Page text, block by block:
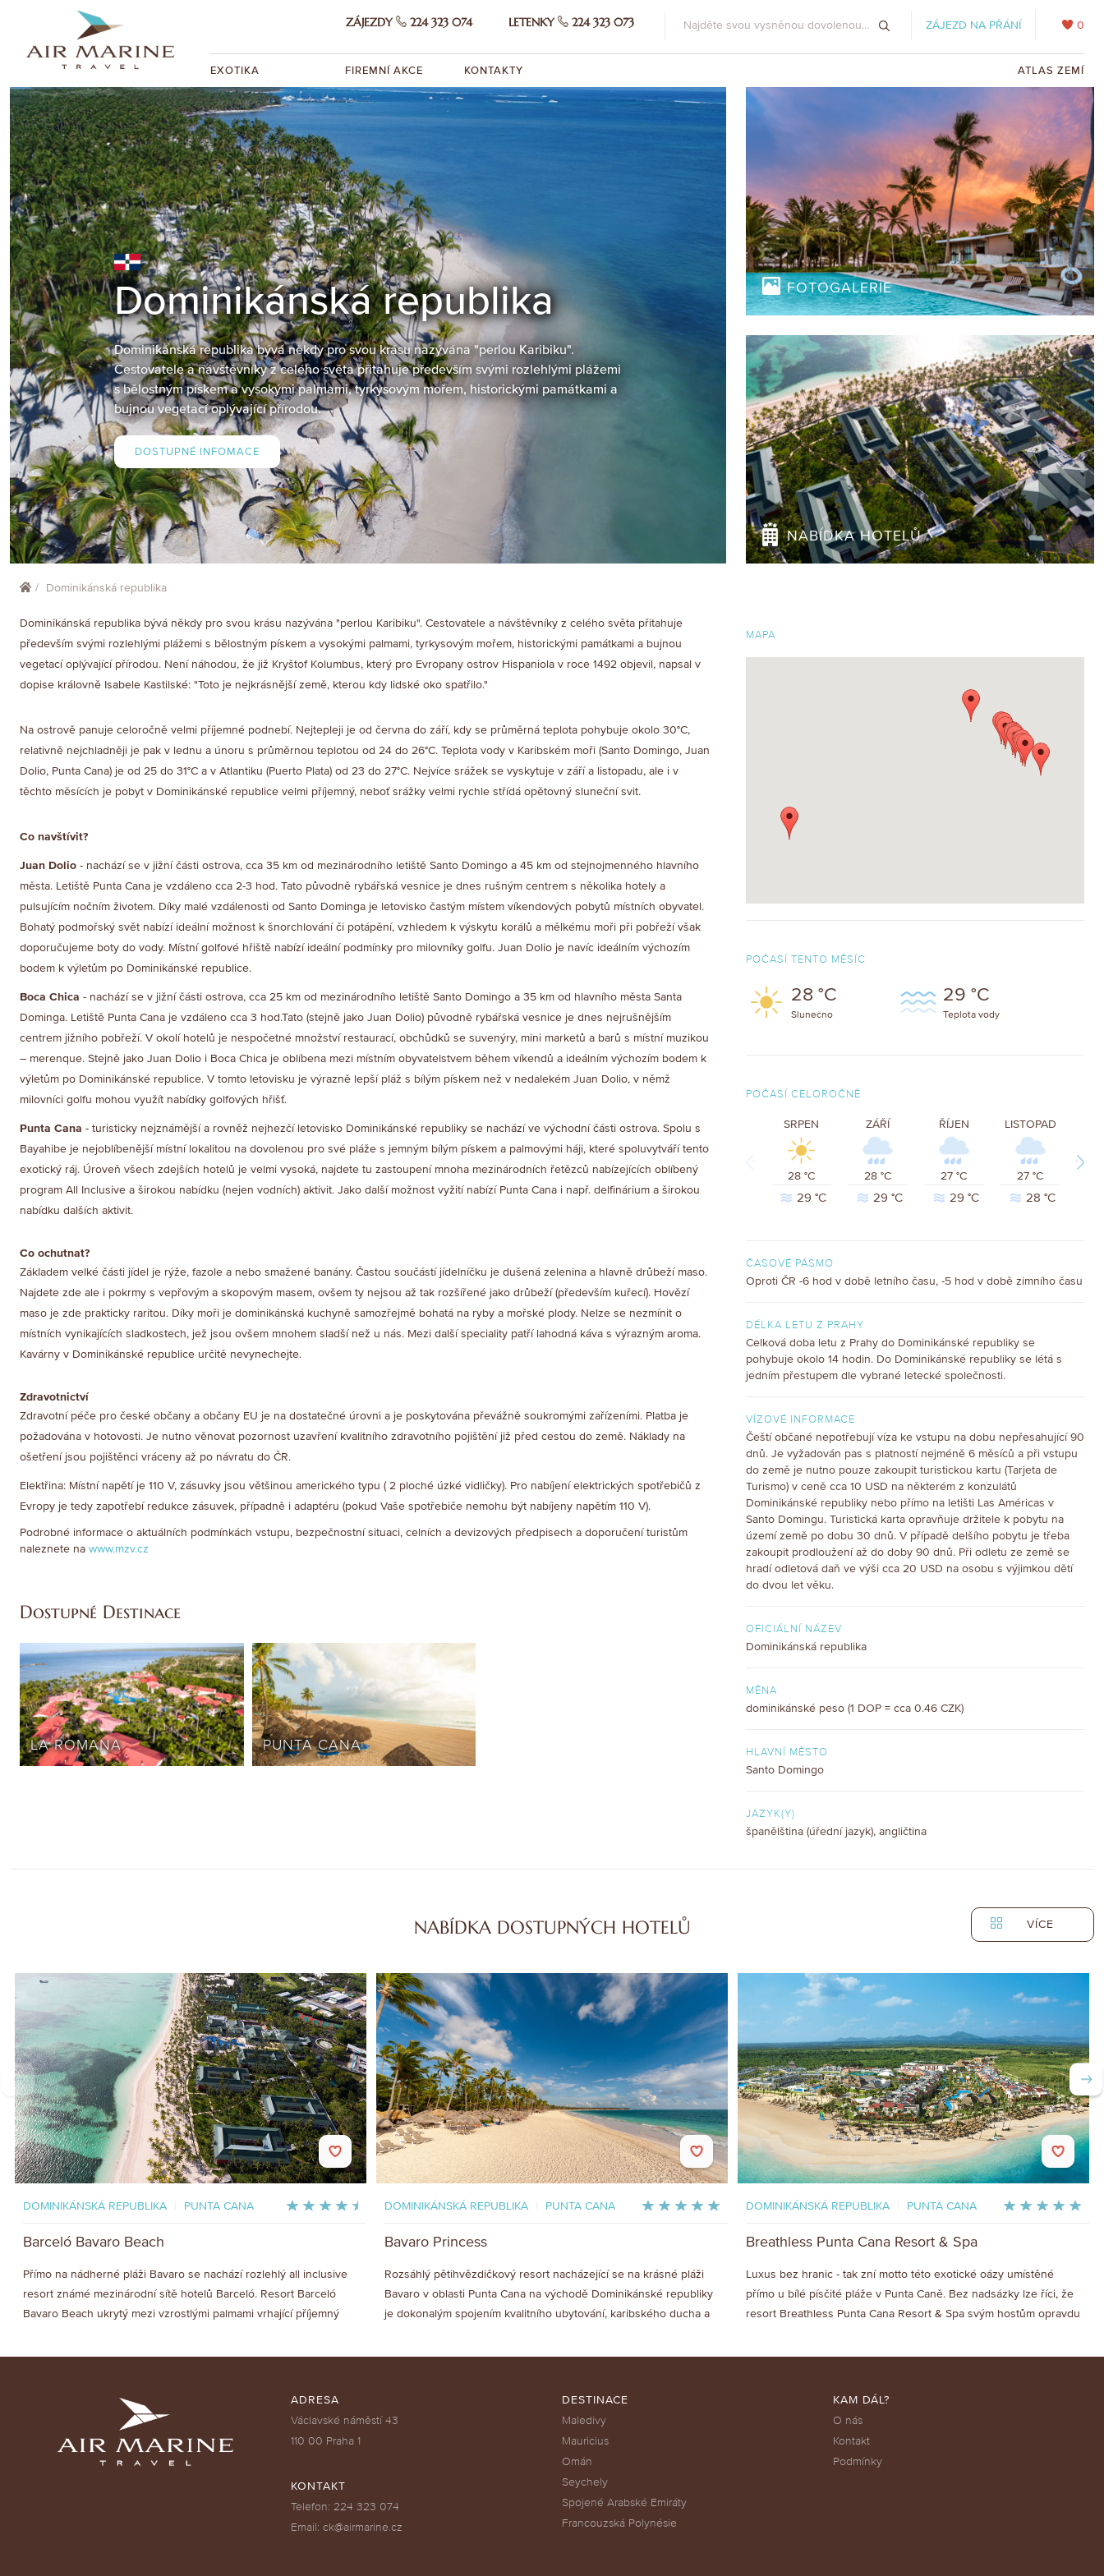
0
ZÁJEZD NA PŘÁNÍ
ZÁJEZDY 224 323 074 LETENKY 224 323 073
EXOTIKA FIREMNÍ AKCE KONTAKTY ATLAS ZEMÍ
Dominikánská republika
Dominikánská republika bývá někdy pro svou krásu nazývána "perlou Karibiku".
Cestovatele a návštěvníky z celého světa přitahuje především svými rozlehlými plážemi
s bělostným pískem a vysokými palmami, tyrkysovým mořem, historickými památkami a
bujnou vegetací oplývající přírodou.
DOSTUPNÉ INFOMACE
FOTOGALERIE
NABÍDKA HOTELŮ
Dominikánská republika
Dominikánská republika bývá někdy pro svou krásu nazývána "perlou Karibiku". Cestovatele a návštěvníky z celého světa přitahuje
především svými rozlehlými plážemi s bělostným pískem a vysokými palmami, tyrkysovým mořem, historickými památkami a bujnou
vegetací oplývající přírodou. Není náhodou, že již Kryštof Kolumbus, který pro Evropany ostrov Hispaniola v roce 1492 objevil, napsal v
dopise královně Isabele Kastilské: "Toto je nejkrásnější země, kterou kdy lidské oko spatřilo."
Na ostrově panuje celoročně velmi příjemné podnebí. Nejtepleji je od června do září, kdy se průměrná teplota pohybuje okolo 30°C,
relativně nejchladněji je pak v lednu a únoru s průměrnou teplotou od 24 do 26°C. Teplota vody v Karibském moři (Santo Domingo, Juan
Dolio, Punta Cana) je od 25 do 31°C a v Atlantiku (Puerto Plata) od 23 do 27°C. Nejvíce srážek se vyskytuje v září a listopadu, ale i v
těchto měsících je pobyt v Dominikánské republice velmi příjemný, neboť srážky velmi rychle střídá opětovný sluneční svit.
Co navštívit?
Juan Dolio - nachází se v jižní části ostrova, cca 35 km od mezinárodního letiště Santo Domingo a 45 km od stejnojmenného hlavního
města. Letiště Punta Cana je vzdáleno cca 2-3 hod. Tato původně rybářská vesnice je dnes rušným centrem s několika hotely a
pulsujícím nočním životem. Díky malé vzdálenosti od Santo Dominga je letovisko častým místem víkendových pobytů místních obyvatel.
Bohatý podmořský svět nabízí ideální možnost k šnorchlování či potápění, vzhledem k výskytu korálů a mělkému moři při pobřeží však
doporučujeme boty do vody. Místní golfové hřiště nabízí ideální podmínky pro milovníky golfu. Juan Dolio je navíc ideálním výchozím
bodem k výletům po Dominikánské republice.
Boca Chica - nachází se v jižní části ostrova, cca 25 km od mezinárodního letiště Santo Domingo a 35 km od hlavního města Santa
Dominga. Letiště Punta Cana je vzdáleno cca 3 hod.Tato (stejně jako Juan Dolio) původně rybářská vesnice je dnes nejrušnějším
centrem jižního pobřeží. V okolí hotelů je nespočetné množství restaurací, obchůdků se suvenýry, mini marketů a barů s místní muzikou
– merenque. Stejně jako Juan Dolio i Boca Chica je oblíbena mezi místním obyvatelstvem během víkendů a ideálním výchozím bodem k
výletům po Dominikánské republice. V tomto letovisku je výrazně lepší pláž s bílým pískem než v nedalekém Juan Dolio, v němž
milovníci golfu mohou využít nabídky golfových hřišť.
Punta Cana - turisticky nejznámější a rovněž nejhezčí letovisko Dominikánské republiky se nachází ve východní části ostrova. Spolu s
Bayahibe je nejoblíbenější místní lokalitou na dovolenou pro své pláže s jemným bílým pískem a palmovými háji, které spoluvytváří tento
exotický ráj. Úroveň všech zdejších hotelů je velmi vysoká, najdete tu zastoupení mnoha mezinárodních řetězců nabízejících oblíbený
program All Inclusive a širokou nabídku (nejen vodních) aktivit. Jako další možnost vyžití nabízí Punta Cana i např. delfinárium a širokou
nabídku dalších aktivit.
Co ochutnat?
Základem velké části jídel je rýže, fazole a nebo smažené banány. Častou součástí jídelníčku je dušená zelenina a hlavně drůbeží maso.
Najdete zde ale i pokrmy s vepřovým a skopovým masem, ovšem ty nejsou až tak rozšířené jako drůbeží (především kuřecí). Hovězí
maso je zde prakticky raritou. Díky moři je dominikánská kuchyně samozřejmě bohatá na ryby a mořské plody. Nelze se nezmínit o
místních vynikajících sladkostech, jež jsou ovšem mnohem sladší než u nás. Mezi další speciality patří lahodná káva s výrazným aroma.
Kavárny v Dominikánské republice určitě nevynechejte.
Zdravotnictví
Zdravotní péče pro české občany a občany EU je na dostatečné úrovni a je poskytována převážně soukromými zařízeními. Platba je
požadována v hotovosti. Je nutno věnovat pozornost uzavření kvalitního zdravotního pojištění již před cestou do země. Náklady na
ošetření jsou pojištěnci vráceny až po návratu do ČR.
Elektřina: Místní napětí je 110 V, zásuvky jsou většinou amerického typu ( 2 ploché úzké vidličky). Pro nabíjení elektrických spotřebičů z
Evropy je tedy zapotřebí redukce zásuvek, případně i adaptéru (pokud Vaše spotřebiče nemohu být nabíjeny napětím 110 V).
Podrobné informace o aktuálních podmínkách vstupu, bezpečnostní situaci, celních a devizových předpisech a doporučení turistům
naleznete na www.mzv.cz
Dostupné Destinace
LA ROMANA PUNTA CANA
MAPA
POČASÍ TENTO MĚSÍC
28 °C
Slunečno
29 °C
Teplota vody
POČASÍ CELOROČNĚ
SRPEN
28 °C
29 °C
ZÁŘÍ
28 °C
29 °C
ŘÍJEN
27 °C
29 °C
LISTOPAD
27 °C
28 °C
ČASOVÉ PÁSMO
Oproti ČR -6 hod v době letního času, -5 hod v době zimního času
DÉLKA LETU Z PRAHY
Celková doba letu z Prahy do Dominikánské republiky se
pohybuje okolo 14 hodin. Do Dominikánské republiky se létá s
jedním přestupem dle vybrané letecké společnosti.
VÍZOVÉ INFORMACE
Čeští občané nepotřebují víza ke vstupu na dobu nepřesahující 90
dnů. Je vyžadován pas s platností nejméně 6 měsíců a při vstupu
do země je nutno pouze zakoupit turistickou kartu (Tarjeta de
Turismo) v ceně cca 10 USD na některém z konzulátů
Dominikánské republiky nebo přímo na letišti Las Américas v
Santo Domingu. Turistická karta opravňuje držitele k pobytu na
území země po dobu 30 dnů. V případě delšího pobytu je třeba
zakoupit prodloužení až do doby 90 dnů. Při odletu ze země se
hradí odletová daň ve výši cca 20 USD na osobu s výjimkou dětí
do dvou let věku.
OFICIÁLNÍ NÁZEV
Dominikánská republika
MĚNA
dominikánské peso (1 DOP = cca 0.46 CZK)
HLAVNÍ MĚSTO
Santo Domingo
JAZYK(Y)
španělština (úřední jazyk), angličtina
VÍCE
NABÍDKA DOSTUPNÝCH HOTELŮ
DOMINIKÁNSKÁ REPUBLIKA PUNTA CANA
Barceló Bavaro Beach
Přímo na nádherné pláži Bavaro se nachází rozlehlý all inclusive
resort známé mezinárodní sítě hotelů Barceló. Resort Barceló
Bavaro Beach ukrytý mezi vzrostlými palmami vrhající příjemný
DOMINIKÁNSKÁ REPUBLIKA PUNTA CANA
Bavaro Princess
Rozsáhlý pětihvězdičkový resort nacházející se na krásné pláži
Bavaro v oblasti Punta Cana na východě Dominikánské republiky
je dokonalým spojením kvalitního ubytování, karibského ducha a
DOMINIKÁNSKÁ REPUBLIKA PUNTA CANA
Breathless Punta Cana Resort & Spa
Luxus bez hranic - tak zní motto této exotické oázy umístěné
přímo u bílé písčité pláže v Punta Caně. Bez nadsázky lze říci, že
resort Breathless Punta Cana Resort & Spa svým hostům opravdu
ADRESA
Václavské náměstí 43
110 00 Praha 1
KONTAKT
Telefon: 224 323 074
Email: ck@airmarine.cz
DESTINACE
Maledivy
Mauricius
Omán
Seychely
Spojené Arabské Emiráty
Francouzská Polynésie
KAM DÁL?
O nás
Kontakt
Podmínky